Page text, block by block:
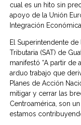
cual es un hito sin
apoyo de la Unión
Integración
El Superintendente
Tributaria (SAT) de
manifestó “A partir de
arduo trabajo que
Planes de Acción
mitigar y cerrar las
Centroamérica, son
estamos